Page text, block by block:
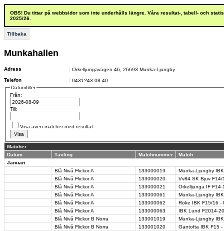
OBS! Du tittar på webbsidor som inte underhålls längre. Våra resultat-, tabell- och
2025/26.
Tillbaka
Munkahallen
Adress Örkelljungavägen 46 26693 Munka-Ljungby
Telefon
0431?43 08 40
Datumfilter
Från:
Till:
Visa även matcher med resultat
Matcher
Datum
Tävling Matchnummer
Match
Januari
Blå Nivå Flickor A
133000019
Munka-Ljungby
Blå Nivå Flickor A
133000020
Vv84 SK Bjuv F14/
Blå Nivå Flickor A
133000021
Örkelljunga IF
Blå Nivå Flickor A
133000061
Munka-Ljungby
Blå Nivå Flickor A
133000062
Röke IBK F15/16 -
Blå Nivå Flickor A
133000063
IBK Lund F2014-
Blå Nivå Flickor B Norra
133001019
Munka-Ljungby
Blå Nivå Flickor B Norra
133001020
Gantofta IBK F15